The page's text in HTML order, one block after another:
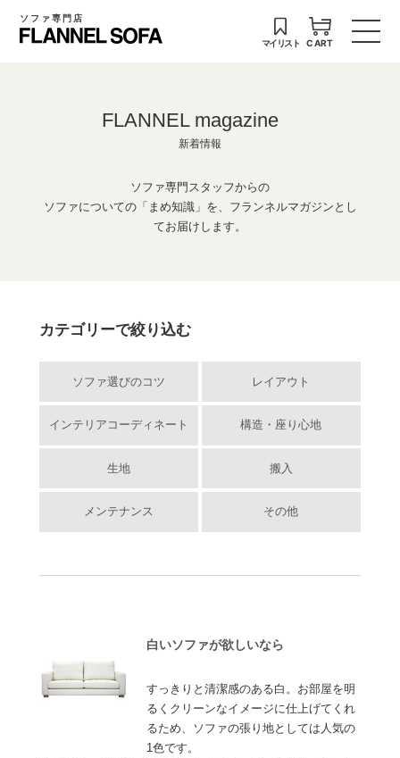
ソファ専門店
マイリスト CART
FLANNEL magazine
新着情報
ソファ専門スタッフからの
ソファについての「まめ知識」を、フランネルマガジンとし
てお届けします。
カテゴリーで絞り込む
ソファ選びのコツ レイアウト
インテリアコーディネート 構造・座り心地
生地 搬入
メンテナンス その他
白いソファが欲しいなら
すっきりと清潔感のある白。お部屋を明
るくクリーンなイメージに仕上げてくれ
るため、ソファの張り地としては人気の
1色です。